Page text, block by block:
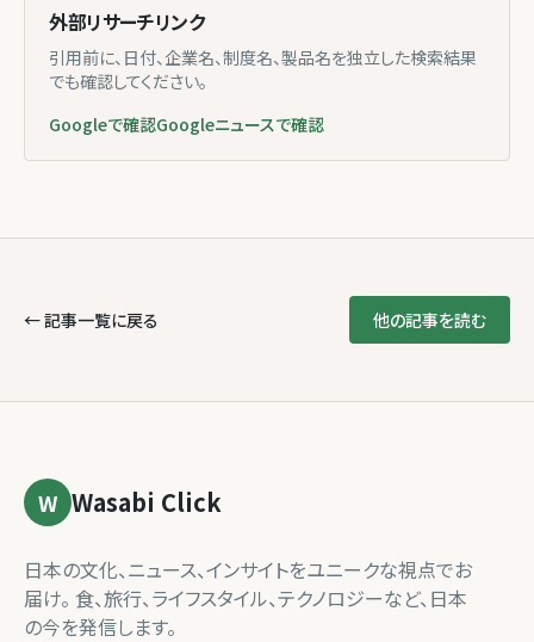
外部リサーチリンク
引用前に、日付、企業名、制度名、製品名を独立した検索結果
でも確認してください。
Googleで確認Googleニュースで確認
← 記事一覧に戻る 他の記事を読む
W Wasabi Click
日本の文化、ニュース、インサイトをユニークな視点でお
届け。 食、旅行、ライフスタイル、テクノロジーなど、日本
の今を発信します。